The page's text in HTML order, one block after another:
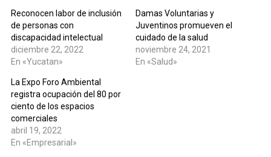
Reconocen labor de inclusión
de personas con
discapacidad intelectual
diciembre 22, 2022
En «Yucatan»
Damas Voluntarias y
Juventinos promueven el
cuidado de la salud
noviembre 24, 2021
En «Salud»
La Expo Foro Ambiental
registra ocupación del 80 por
ciento de los espacios
comerciales
abril 19, 2022
En «Empresarial»